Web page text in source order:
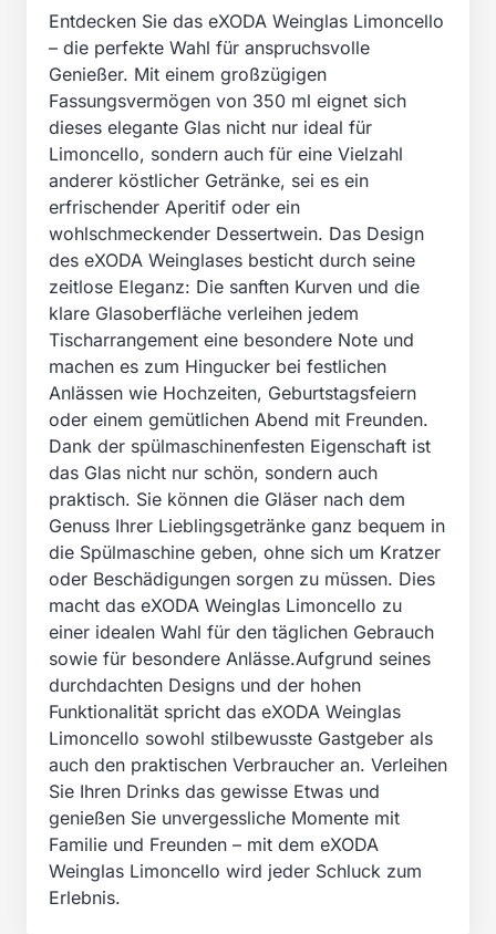
Entdecken Sie das eXODA Weinglas Limoncello
– die perfekte Wahl für anspruchsvolle
Genießer. Mit einem großzügigen
Fassungsvermögen von 350 ml eignet sich
dieses elegante Glas nicht nur ideal für
Limoncello, sondern auch für eine Vielzahl
anderer köstlicher Getränke, sei es ein
erfrischender Aperitif oder ein
wohlschmeckender Dessertwein. Das Design
des eXODA Weinglases besticht durch seine
zeitlose Eleganz: Die sanften Kurven und die
klare Glasoberfläche verleihen jedem
Tischarrangement eine besondere Note und
machen es zum Hingucker bei festlichen
Anlässen wie Hochzeiten, Geburtstagsfeiern
oder einem gemütlichen Abend mit Freunden.
Dank der spülmaschinenfesten Eigenschaft ist
das Glas nicht nur schön, sondern auch
praktisch. Sie können die Gläser nach dem
Genuss Ihrer Lieblingsgetränke ganz bequem in
die Spülmaschine geben, ohne sich um Kratzer
oder Beschädigungen sorgen zu müssen. Dies
macht das eXODA Weinglas Limoncello zu
einer idealen Wahl für den täglichen Gebrauch
sowie für besondere Anlässe.Aufgrund seines
durchdachten Designs und der hohen
Funktionalität spricht das eXODA Weinglas
Limoncello sowohl stilbewusste Gastgeber als
auch den praktischen Verbraucher an. Verleihen
Sie Ihren Drinks das gewisse Etwas und
genießen Sie unvergessliche Momente mit
Familie und Freunden – mit dem eXODA
Weinglas Limoncello wird jeder Schluck zum
Erlebnis.